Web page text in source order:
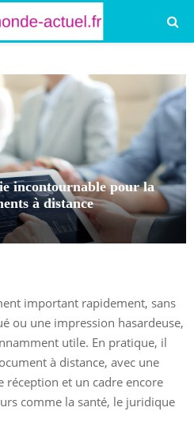
incontournable pour la
à distance
important rapidement, sans
ou une impression hasardeuse,
utile. En pratique, il
à distance, avec une
réception et un cadre encore
comme la santé, le juridique